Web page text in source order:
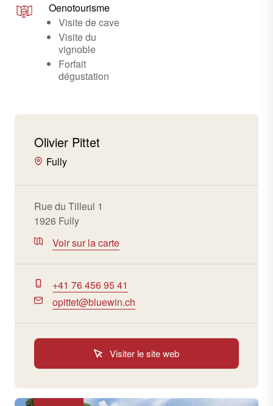
Oenotourisme
Visite de cave
Visite du
vignoble
Forfait
dégustation
Olivier Pittet
Fully
Rue du Tilleul 1
1926 Fully
Voir sur la carte
+41 76 456 95 41
opittet@bluewin.ch
Visiter le site web